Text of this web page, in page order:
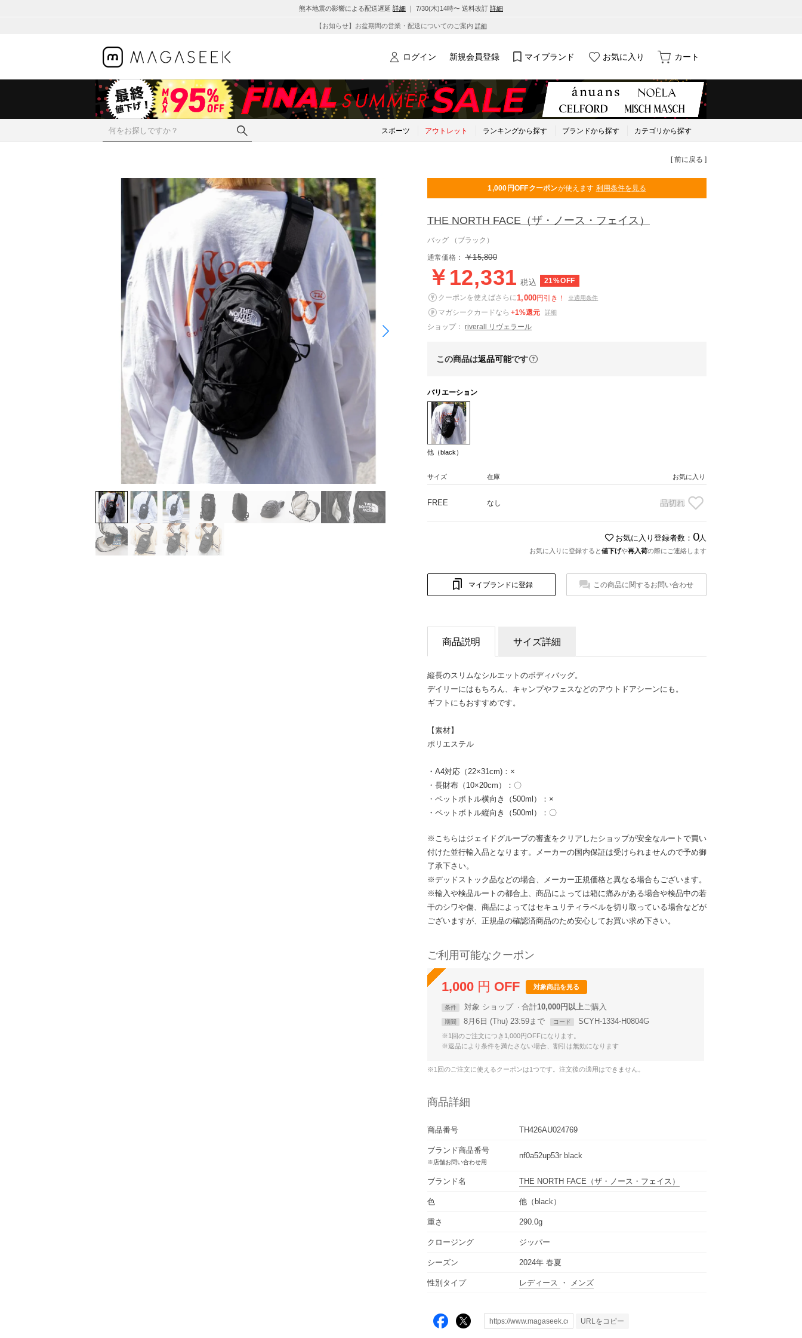
熊本地震の影響による配送遅延 詳細 ｜ 7/30(木)14時〜 送料改訂 詳細
【お知らせ】お盆期間の営業・配送についてのご案内 詳細
ログイン 新規会員登録 マイブランド お気に入り カート
スポーツ アウトレット ランキングから探す ブランドから探す カテゴリから探す
[ 前に戻る ]
1,000円OFFクーポンが使えます 利用条件を見る
THE NORTH FACE （ザ・ノース・フェイス）
バッグ （ブラック）
通常価格： ￥15,800
￥12,331 税込 21%OFF
クーポンを使えばさらに1,000円引き！ ※適用条件
マガシークカードなら +1%還元 詳細
ショップ： riverall リヴェラール
この商品は返品可能です
バリエーション
他（black）
サイズ 在庫 お気に入り
FREE なし 品切れ
お気に入り登録者数： 0人
お気に入りに登録すると値下げや再入荷の際にご連絡します
マイブランドに登録 この商品に関するお問い合わせ
商品説明 サイズ詳細
縦長のスリムなシルエットのボディバッグ。
デイリーにはもちろん、キャンプやフェスなどのアウトドアシーンにも。
ギフトにもおすすめです。
【素材】
ポリエステル
・A4対応（22×31cm)：×
・長財布（10×20cm）：〇
・ペットボトル横向き（500ml）：×
・ペットボトル縦向き（500ml）：〇
※こちらはジェイドグループの審査をクリアしたショップが安全なルートで買い
付けた並行輸入品となります。メーカーの国内保証は受けられませんので予め御
了承下さい。
※デッドストック品などの場合、メーカー正規価格と異なる場合もございます。
※輸入や検品ルートの都合上、商品によっては箱に痛みがある場合や検品中の若
干のシワや傷、商品によってはセキュリティラベルを切り取っている場合などが
ございますが、正規品の確認済商品のため安心してお買い求め下さい。
ご利用可能なクーポン
1,000 円 OFF 対象商品を見る
条件 対象 ショップ 合計10,000円以上
期間 8月6日 (Thu) 23:59まで コード SCYH-1334-H0804G
※1回のご注文につき1,000円OFFになります。
※返品により条件を満たさない場合、割引は無効になります
※1回のご注文に使えるクーポンは1つです。注文後の適用はできません。
商品詳細
商品番号 TH426AU024769
ブランド商品番号
※店舗お問い合わせ用
nf0a52up53r black
ブランド名 THE NORTH FACE （ザ・ノース・フェイス）
色 他（black）
重さ 290.0g
クロージング ジッパー
シーズン 2024年 春夏
性別タイプ レディース ・ メンズ
URLをコピー